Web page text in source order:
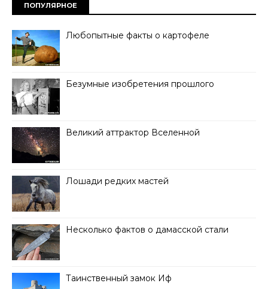
ПОПУЛЯРНОЕ
Любопытные факты о картофеле
Безумные изобретения прошлого
Великий аттрактор Вселенной
Лошади редких мастей
Несколько фактов о дамасской стали
Таинственный замок Иф